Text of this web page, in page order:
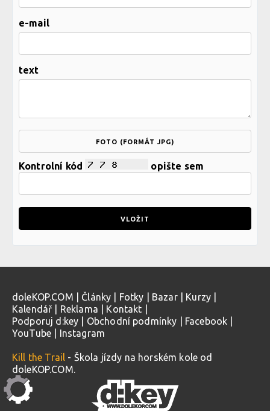
e-mail
text
FOTO (FORMÁT JPG)
Kontrolní kód opište sem
doleKOP.COM Články Fotky Bazar| Kurzy
Kalendář
Reklama Kontakt
Podporuj d:key
Obchodní podmínky Facebook
YouTube
Instagram
Kill the Trail - Škola jízdy na horském kole od
doleKOP.COM.